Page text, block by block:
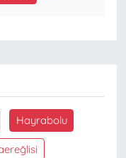
Hayrabolu